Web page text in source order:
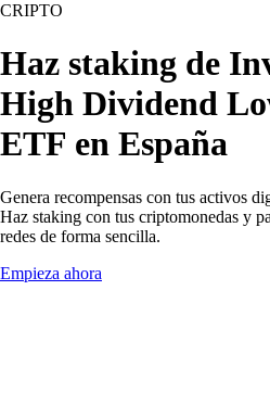
CRIPTO
Haz staking de
High Dividend
ETF en España
Genera recompensas con tus activos
Haz staking con tus criptomonedas y
redes de forma sencilla.
Empieza ahora